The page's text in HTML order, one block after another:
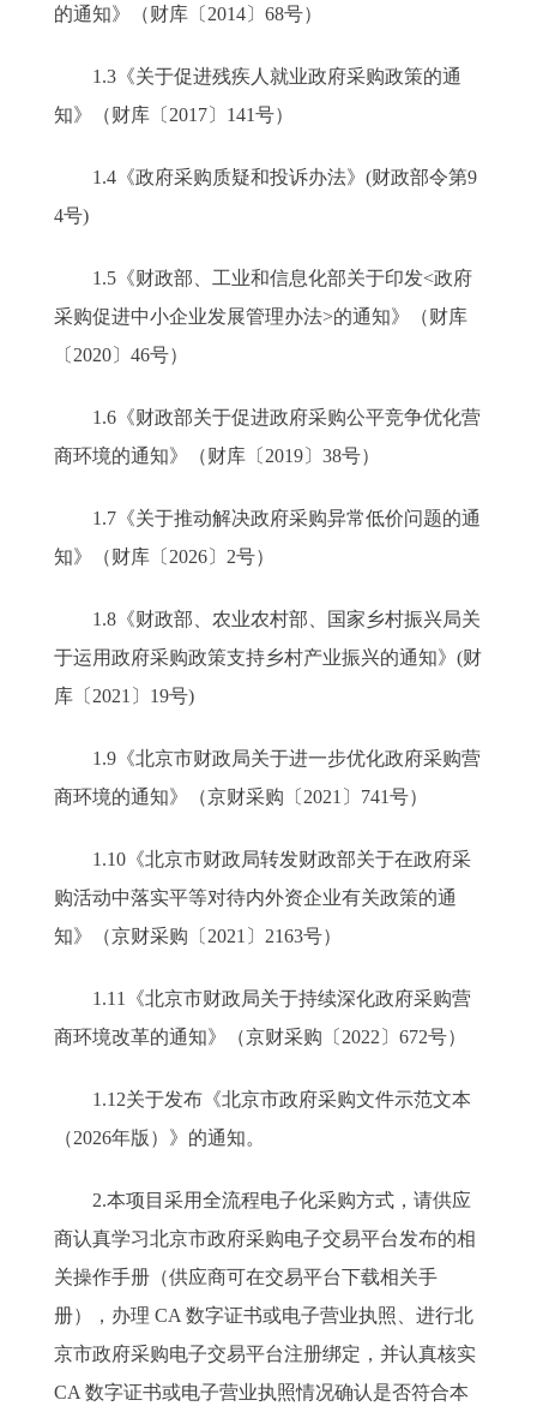
的通知》（财库〔2014〕68号）
1.3《关于促进残疾人就业政府采购政策的通
知》（财库〔2017〕141号）
1.4《政府采购质疑和投诉办法》(财政部令第9
4号)
1.5《财政部、工业和信息化部关于印发<政府
采购促进中小企业发展管理办法>的通知》（财库
〔2020〕46号）
1.6《财政部关于促进政府采购公平竞争优化营
商环境的通知》（财库〔2019〕38号）
1.7《关于推动解决政府采购异常低价问题的通
知》（财库〔2026〕2号）
1.8《财政部、农业农村部、国家乡村振兴局关
于运用政府采购政策支持乡村产业振兴的通知》(财
库〔2021〕19号)
1.9《北京市财政局关于进一步优化政府采购营
商环境的通知》（京财采购〔2021〕741号）
1.10《北京市财政局转发财政部关于在政府采
购活动中落实平等对待内外资企业有关政策的通
知》（京财采购〔2021〕2163号）
1.11《北京市财政局关于持续深化政府采购营
商环境改革的通知》（京财采购〔2022〕672号）
1.12关于发布《北京市政府采购文件示范文本
（2026年版）》的通知。
2.本项目采用全流程电子化采购方式，请供应
商认真学习北京市政府采购电子交易平台发布的相
关操作手册（供应商可在交易平台下载相关手
册），办理 CA 数字证书或电子营业执照、进行北
京市政府采购电子交易平台注册绑定，并认真核实
CA 数字证书或电子营业执照情况确认是否符合本